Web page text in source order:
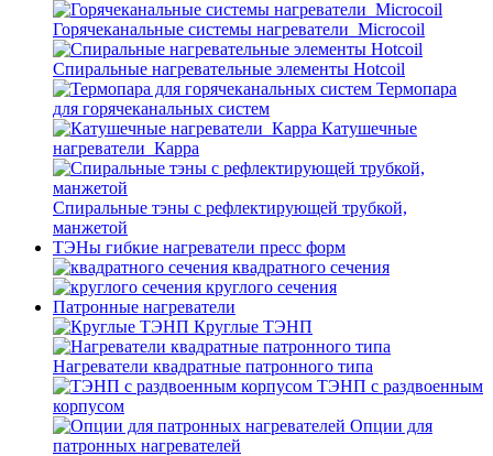
Горячеканальные системы нагреватели_Microcoil
Спиральные нагревательные элементы Hotcoil
Термопара
для горячеканальных систем
Катушечные
нагреватели_Карра
Спиральные тэны с рефлектирующей трубкой,
манжетой
ТЭНы гибкие нагреватели пресс форм
квадратного сечения
круглого сечения
Патронные нагреватели
Круглые ТЭНП
Нагреватели квадратные патронного типа
ТЭНП с раздвоенным
корпусом
Опции для
патронных нагревателей